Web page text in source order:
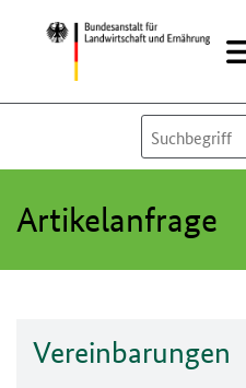
Zum
Inhalt
springen
Artikelanfrage
Vereinbarungen